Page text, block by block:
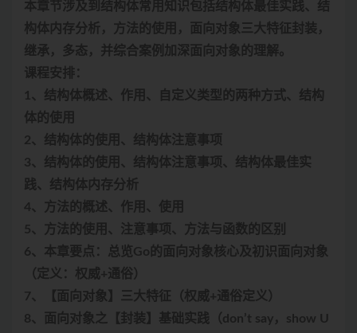
本章节涉及到结构体常用知识包括结构体最佳实践、结
构体内存分析，方法的使用，面向对象三大特征封装，
继承，多态，并综合案例加深面向对象的理解。
课程安排：
1、结构体概述、作用、自定义类型的两种方式、结构
体的使用
2、结构体的使用、结构体注意事项
3、结构体的使用、结构体注意事项、结构体最佳实
践、结构体内存分析
4、方法的概述、作用、使用
5、方法的使用、注意事项、方法与函数的区别
6、本章要点：总览Go的面向对象核心及初识面向对象
（定义：权威+通俗）
7、【面向对象】三大特征（权威+通俗定义）
8、面向对象之【封装】基础实践（don’t say，show U